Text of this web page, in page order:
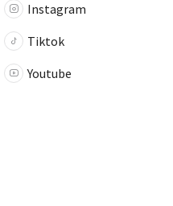
Instagram
Tiktok
Youtube